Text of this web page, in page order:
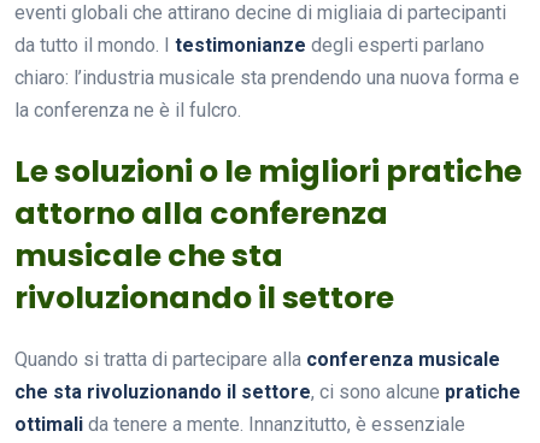
eventi globali che attirano decine di migliaia di partecipanti
da tutto il mondo. I testimonianze degli esperti parlano
chiaro: l’industria musicale sta prendendo una nuova forma e
la conferenza ne è il fulcro.
Le soluzioni o le migliori pratiche
attorno alla conferenza
musicale che sta
rivoluzionando il settore
Quando si tratta di partecipare alla conferenza musicale
che sta rivoluzionando il settore, ci sono alcune pratiche
ottimali da tenere a mente. Innanzitutto, è essenziale